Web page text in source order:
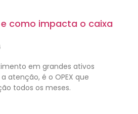
e como impacta o caixa
em grandes ativos
atenção, é o OPEX que
todos os meses.